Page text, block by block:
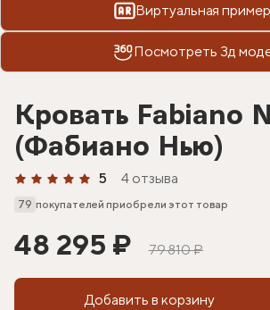
Виртуальная
Посмотреть 3д
Кровать Fabiano
(Фабиано Нью)
5 4 отзыва
79 покупателей приобрели этот товар
48 295 ₽ 79 810 ₽
Добавить в корзину